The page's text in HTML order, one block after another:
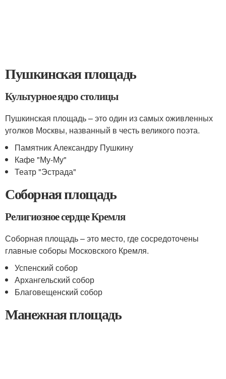
Пушкинская площадь
Культурное ядро столицы
Пушкинская площадь – это один из самых оживленных
уголков Москвы, названный в честь великого поэта.
Памятник Александру Пушкину
Кафе "Му-Му"
Театр "Эстрада"
Соборная площадь
Религиозное сердце Кремля
Соборная площадь – это место, где сосредоточены
главные соборы Московского Кремля.
Успенский собор
Архангельский собор
Благовещенский собор
Манежная площадь